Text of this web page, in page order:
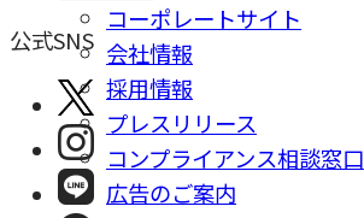
コーポレートサイト
会社情報
採⽤情報
プレスリリース
コンプライアンス相談窓⼝
広告のご案内
公式SNS